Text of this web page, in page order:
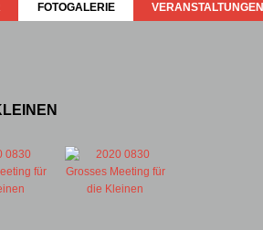
FOTOGALERIE VERANSTALTUNGEN